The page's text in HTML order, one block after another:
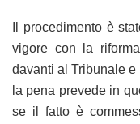
Il procedimento è
vigore con la riforma
davanti al Tribunale
la pena prevede in
se il fatto è